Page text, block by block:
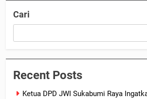
Cari
Recent Posts
Ketua DPD JWI Sukabumi Raya